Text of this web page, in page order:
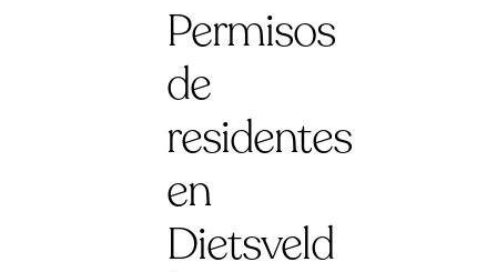
Permisos
de
residentes
en
Dietsveld